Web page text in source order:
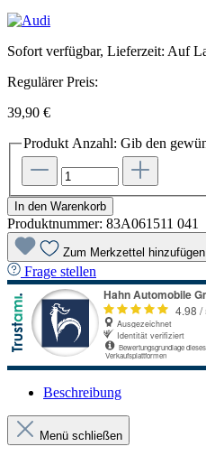
Sofort verfügbar, Lieferzeit: Auf
Regulärer Preis:
39,90 €
Produkt Anzahl: Gib den
In den Warenkorb
Produktnummer: 83A061511 041
Zum Merkzettel hinzufügen
Frage stellen
Beschreibung
Menü schließen